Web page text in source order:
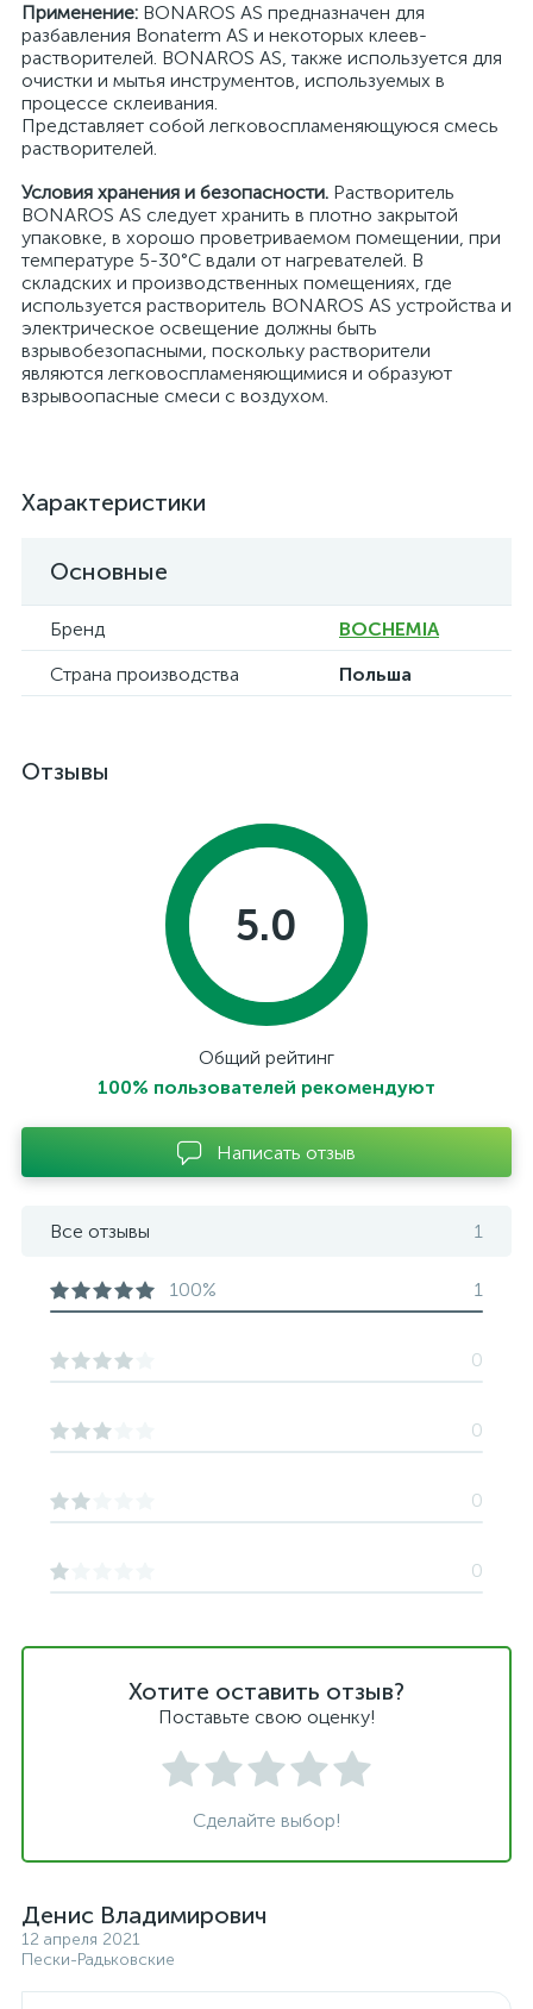
Применение: BONAROS AS предназначен для
разбавления Bonaterm AS и некоторых клеев-
растворителей. BONAROS AS, также используется для
очистки и мытья инструментов, используемых в
процессе склеивания.
Представляет собой легковоспламеняющуюся смесь
растворителей.
Условия хранения и безопасности. Растворитель
BONAROS AS следует хранить в плотно закрытой
упаковке, в хорошо проветриваемом помещении, при
температуре 5-30°C вдали от нагревателей. В
складских и производственных помещениях, где
используется растворитель BONAROS AS устройства и
электрическое освещение должны быть
взрывобезопасными, поскольку растворители
являются легковоспламеняющимися и образуют
взрывоопасные смеси с воздухом.
Характеристики
Основные
Бренд
BOCHEMIA
Страна производства
Польша
Отзывы
Хотите оставить отзыв?
Поставьте свою оценку!
Сделайте выбор!
Денис Владимирович
12 апреля 2021
Пески-Радьковские
5.0
Общий рейтинг
100% пользователей рекомендуют
Написать отзыв
Все отзывы 1
100% 1
0
0
0
0